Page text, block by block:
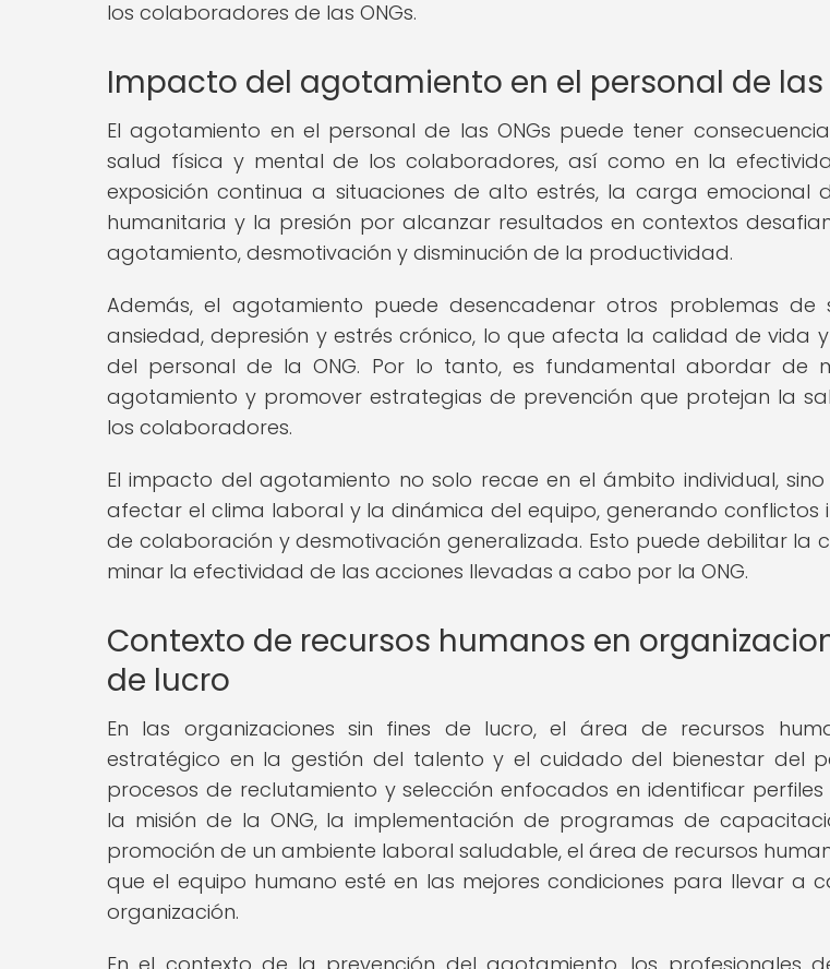
los colaboradores de las ONGs.
Impacto del agotamiento en el personal de las
El agotamiento en el personal de las ONGs puede tener
salud física y mental de los colaboradores, así como en la
exposición continua a situaciones de alto estrés, la carga emocional
humanitaria y la presión por alcanzar resultados en contextos
agotamiento, desmotivación y disminución de la productividad.
Además, el agotamiento puede desencadenar otros problemas de
ansiedad, depresión y estrés crónico, lo que afecta la calidad de vida
del personal de la ONG. Por lo tanto, es fundamental abordar de
agotamiento y promover estrategias de prevención que protejan la
los colaboradores.
El impacto del agotamiento no solo recae en el ámbito individual,
afectar el clima laboral y la dinámica del equipo, generando conflictos
de colaboración y desmotivación generalizada. Esto puede debilitar la
minar la efectividad de las acciones llevadas a cabo por la ONG.
Contexto de recursos humanos en
de lucro
En las organizaciones sin fines de lucro, el área de recursos
estratégico en la gestión del talento y el cuidado del bienestar del
procesos de reclutamiento y selección enfocados en identificar
la misión de la ONG, la implementación de programas de
promoción de un ambiente laboral saludable, el área de recursos
que el equipo humano esté en las mejores condiciones para llevar a
organización.